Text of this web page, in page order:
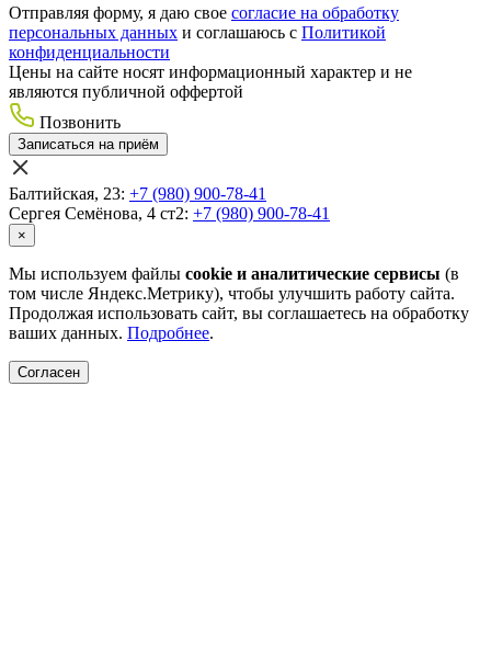
Отправляя форму, я даю свое согласие на обработку
персональных данных и соглашаюсь c Политикой
конфиденциальности
Цены на сайте носят информационный характер и не
являются публичной оффертой
Позвонить
Записаться на приём
Балтийская, 23: +7 (980) 900-78-41
Сергея Семёнова, 4 ст2: +7 (980) 900-78-41
×
Мы используем файлы cookie и аналитические сервисы (в
том числе Яндекс.Метрику), чтобы улучшить работу сайта.
Продолжая использовать сайт, вы соглашаетесь на обработку
ваших данных. Подробнее.
Согласен